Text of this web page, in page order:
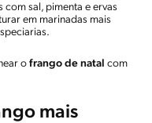
sal, pimenta e ervas
em marinadas mais
o frango de natal com
mais